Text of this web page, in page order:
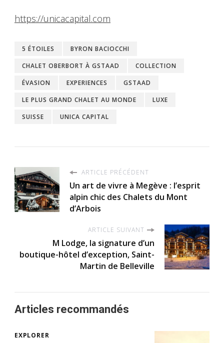
https://unicacapital.com
5 ÉTOILES
BYRON BACIOCCHI
CHALET OBERBORT À GSTAAD
COLLECTION
ÉVASION
EXPERIENCES
GSTAAD
LE PLUS GRAND CHALET AU MONDE
LUXE
SUISSE
UNICA CAPITAL
ARTICLE PRÉCÉDENT
Un art de vivre à Megève : l’esprit
alpin chic des Chalets du Mont
d’Arbois
ARTICLE SUIVANT
M Lodge, la signature d’un
boutique-hôtel d’exception, Saint-
Martin de Belleville
Articles recommandés
EXPLORER